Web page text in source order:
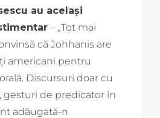
au același
– „Tot mai
că Johhanis are
americani pentru
Discursuri doar cu
de predicator în
adăugată-n